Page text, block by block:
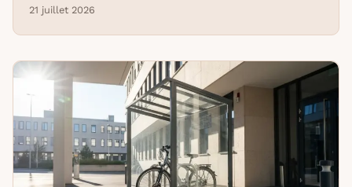
21 juillet 2026